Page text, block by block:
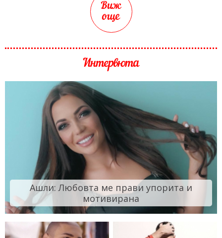
Виж
още
Интервюта
Ашли: Любовта ме прави упорита и
мотивирана